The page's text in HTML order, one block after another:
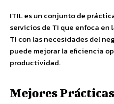
ITIL es un conjunto de
servicios de TI que enfoca
TI con las necesidades del
puede mejorar la eficiencia
productividad.
Mejores